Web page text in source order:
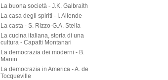
La buona società - J.K. Galbraith
La casa degli spiriti - I. Allende
La casta - S. Rizzo-G.A. Stella
La cucina italiana, storia di una
cultura - Capatti Montanari
La democrazia dei moderni - B.
Manin
La democrazia in America - A. de
Tocqueville